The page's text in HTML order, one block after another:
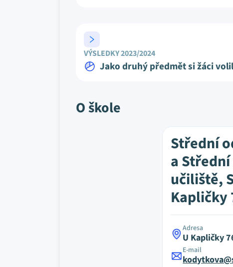
VÝSLEDKY 2023/2024
Jako druhý předmět si žáci
O škole
Střední
a
učiliště,
Kapličky
Adresa
U Kapličky
E-mail